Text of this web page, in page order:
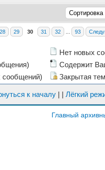
28 29 30 31 32 93
сообщений)
Нет новых
Содержит
Закрытая
к началу | | Лёгкий
Главный